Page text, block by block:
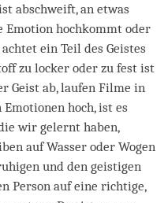
abschweift, an etwas
Emotion hochkommt oder
ein Teil des Geistes
zu locker oder zu fest ist
Geist ab, laufen Filme in
hoch, ist es
wir gelernt haben,
auf Wasser oder Wogen
und den geistigen
Person auf eine richtige,